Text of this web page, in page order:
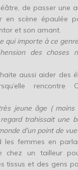
de passer une
en scène épaulée
et son amant.
qui importe à ce genre
des choses
aussi aider des
rencontre
jeune âge (
trahissait une
d’un point de
les femmes en
chez un tailleur
tissus et des gens